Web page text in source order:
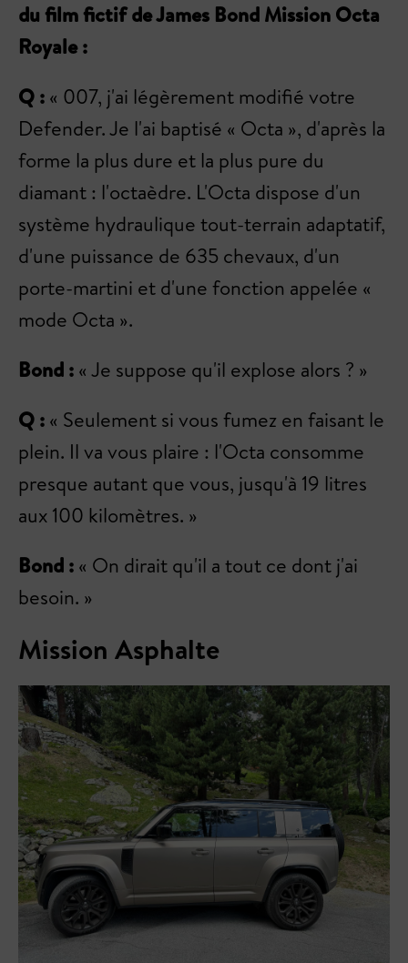
du film fictif de James Bond Mission Octa
Royale :
Q : « 007, j'ai légèrement modifié votre
Defender. Je l'ai baptisé « Octa », d'après la
forme la plus dure et la plus pure du
diamant : l'octaèdre. L'Octa dispose d'un
système hydraulique tout-terrain adaptatif,
d'une puissance de 635 chevaux, d'un
porte-martini et d'une fonction appelée «
mode Octa ».
Bond : « Je suppose qu'il explose alors ? »
Q : « Seulement si vous fumez en faisant le
plein. Il va vous plaire : l'Octa consomme
presque autant que vous, jusqu'à 19 litres
aux 100 kilomètres. »
Bond : « On dirait qu'il a tout ce dont j'ai
besoin. »
Mission Asphalte